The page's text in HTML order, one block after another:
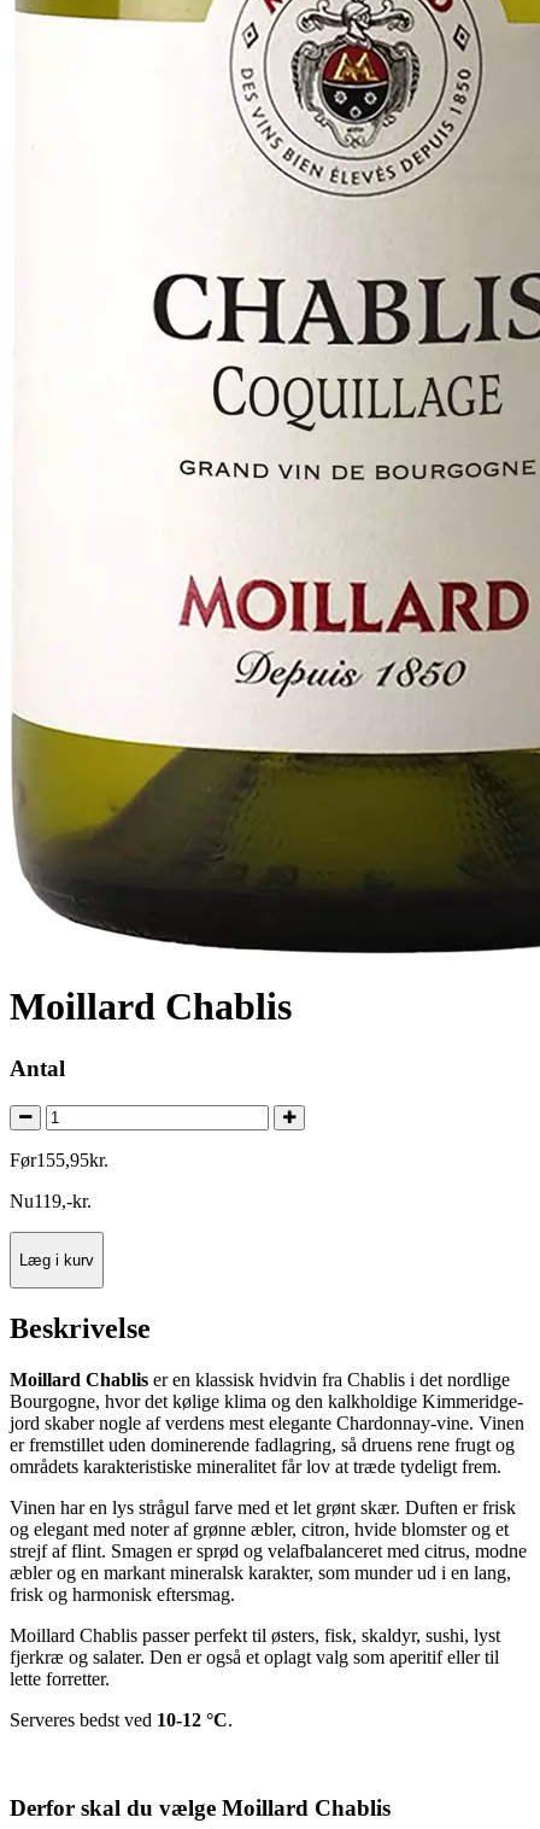
Moillard Chablis
Antal
Før155,95kr.
Nu119,-kr.
Læg i kurv
Beskrivelse
Moillard Chablis er en klassisk hvidvin fra Chablis i det nordlige
Bourgogne, hvor det kølige klima og den kalkholdige Kimmeridge-
jord skaber nogle af verdens mest elegante Chardonnay-vine. Vinen
er fremstillet uden dominerende fadlagring, så druens rene frugt og
områdets karakteristiske mineralitet får lov at træde tydeligt frem.
Vinen har en lys strågul farve med et let grønt skær. Duften er frisk
og elegant med noter af grønne æbler, citron, hvide blomster og et
strejf af flint. Smagen er sprød og velafbalanceret med citrus, modne
æbler og en markant mineralsk karakter, som munder ud i en lang,
frisk og harmonisk eftersmag.
Moillard Chablis passer perfekt til østers, fisk, skaldyr, sushi, lyst
fjerkræ og salater. Den er også et oplagt valg som aperitif eller til
lette forretter.
Serveres bedst ved 10-12 °C.
Derfor skal du vælge Moillard Chablis